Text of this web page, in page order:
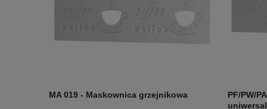
MA 019 - Maskownica grzejnikowa
PF/PW/